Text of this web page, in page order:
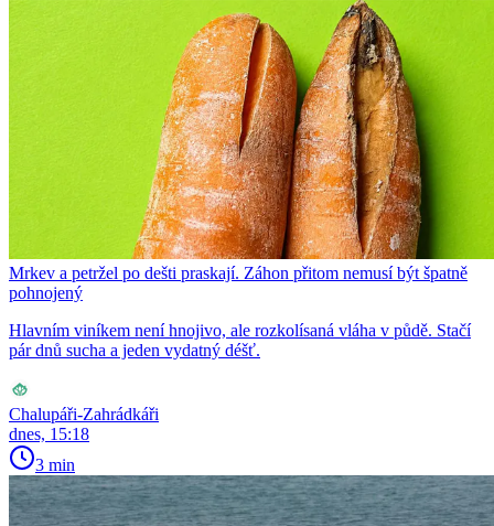
Mrkev a petržel po dešti praskají. Záhon přitom nemusí být špatně
pohnojený
Hlavním viníkem není hnojivo, ale rozkolísaná vláha v půdě. Stačí
pár dnů sucha a jeden vydatný déšť.
Chalupáři-Zahrádkáři
dnes, 15:18
3 min